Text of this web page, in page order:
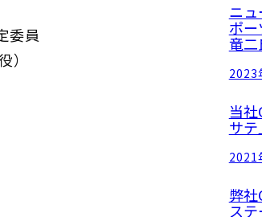
委員
h
ニ
ポ
竜二
2023
当
サ
2021
弊社
ス